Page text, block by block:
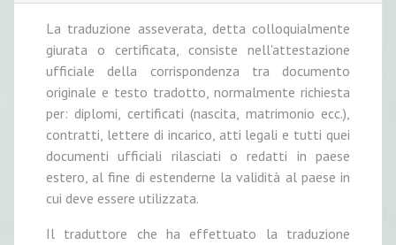
La traduzione asseverata, detta colloquialmente
giurata o certificata, consiste nell'attestazione
ufficiale della corrispondenza tra documento
originale e testo tradotto, normalmente richiesta
per: diplomi, certificati (nascita, matrimonio ecc.),
contratti, lettere di incarico, atti legali e tutti quei
documenti ufficiali rilasciati o redatti in paese
estero, al fine di estenderne la validità al paese in
cui deve essere utilizzata.
Il traduttore che ha effettuato la traduzione